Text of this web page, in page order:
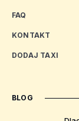
FAQ
KONTAKT
DODAJ TAXI
BLOG